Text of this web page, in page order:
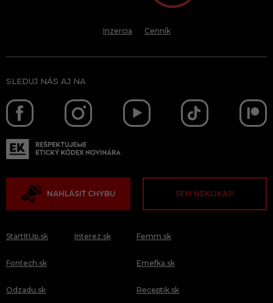
Inzercia Cenník
SLEDUJ NÁS AJ NA
NAHLÁSIŤ CHYBU SEM NEKLIKAJ!
StartItUp.sk
Fontech.sk
Odzadu.sk
Interez.sk Femm.sk
Emefka.sk
Receptik.sk